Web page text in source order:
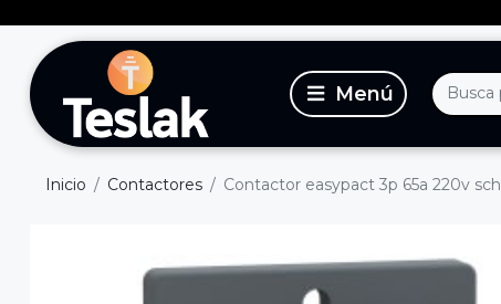
Inicio Contactores Contactor easypact 3p 65a 220v sch